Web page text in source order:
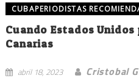
CUBAPERIODISTAS
Cuando Estados
Canarias
abril 18, 2023 Cristobal